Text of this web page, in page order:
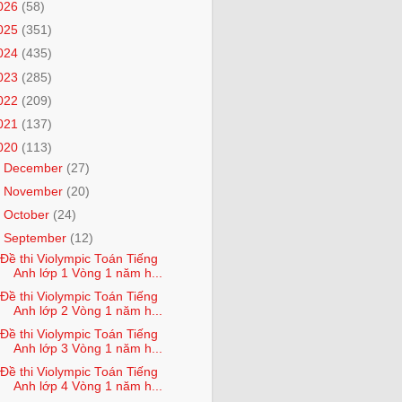
(58)
(351)
(435)
(285)
(209)
(137)
(113)
December (27)
November (20)
October (24)
September (12)
Đề thi Violympic Toán Tiếng
Anh lớp 1 Vòng 1 năm h...
Đề thi Violympic Toán Tiếng
Anh lớp 2 Vòng 1 năm h...
Đề thi Violympic Toán Tiếng
Anh lớp 3 Vòng 1 năm h...
Đề thi Violympic Toán Tiếng
Anh lớp 4 Vòng 1 năm h...